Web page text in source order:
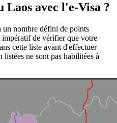
Laos avec l'e-Visa ?
un nombre défini de points
impératif de vérifier que votre
cette liste avant d'effectuer
ne sont pas habilitées à